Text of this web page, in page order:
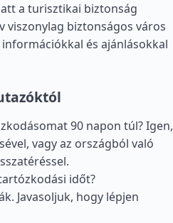
a turisztikai biztonság
viszonylag biztonságos város
és ajánlásokkal
90 napon túl? Igen,
vagy az országból való
időt?
Javasoljuk, hogy lépjen